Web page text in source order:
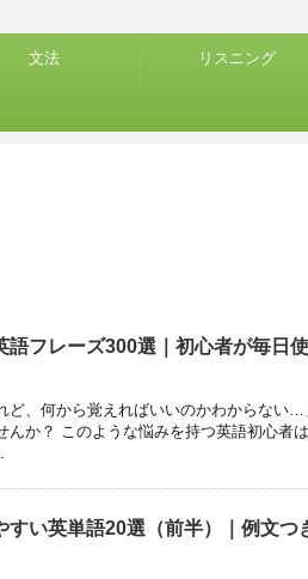
文法 リスニング
語フレーズ300選｜初心者が毎日
ど、何から覚えればいいのかわからない
んか？ このような悩みを持つ英語初心者
すい英単語20選（前半）｜例文つ